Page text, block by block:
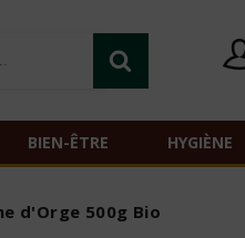
BIEN-ÊTRE HYGIÈNE
d'Orge 500g Bio